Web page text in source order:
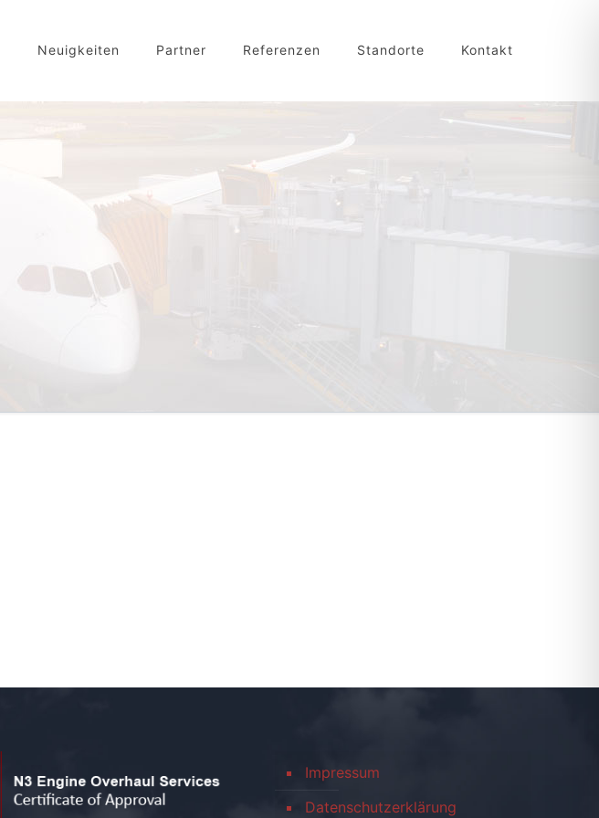
Neuigkeiten Partner Referenzen Standorte Kontakt
Impressum
Datenschutzerklärung